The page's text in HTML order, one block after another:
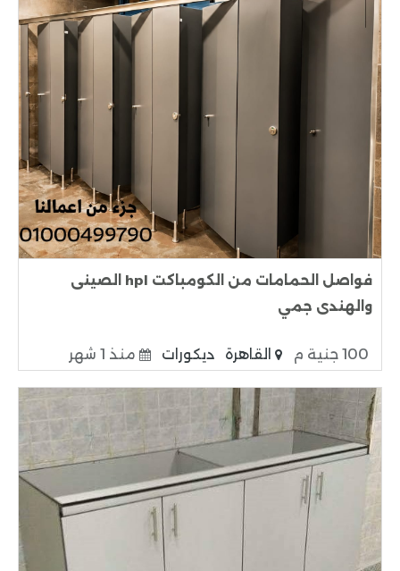
فواصل الحمامات من الكومباكت hpl الصينى
والهندى جمي
100 جنية م القاهرة ديكورات منذ 1 شهر